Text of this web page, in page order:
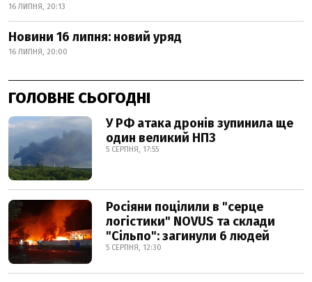
16 ЛИПНЯ, 20:13
Новини 16 липня: новий уряд
16 ЛИПНЯ, 20:00
ГОЛОВНЕ СЬОГОДНІ
У РФ атака дронів зупинила ще
один великий НПЗ
5 СЕРПНЯ, 17:55
Росіяни поцілили в "серце
логістики" NOVUS та склади
"Сільпо": загинули 6 людей
5 СЕРПНЯ, 12:30